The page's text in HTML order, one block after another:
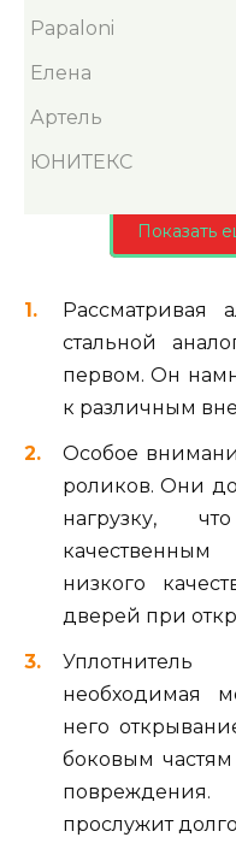
Papaloni
Елена
Артель
ЮНИТЕКС
Показать
стальной
первом. Он
к различным
Особое
роликов. Они
нагрузку,
низкого
дверей при
необходимая
него
боковым частям
прослужит